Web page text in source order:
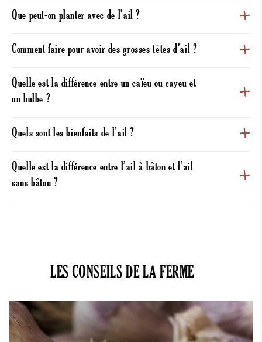
Que peut-on planter avec de l’ail ?
Comment faire pour avoir des grosses têtes d’ail ?
Quelle est la différence entre un caïeu ou cayeu et
un bulbe ?
Quels sont les bienfaits de l’ail ?
Quelle est la différence entre l’ail à bâton et l’ail
sans bâton ?
LES CONSEILS DE LA FERME